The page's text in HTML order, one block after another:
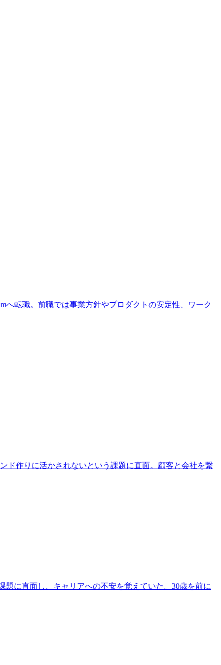
へ転職。前職では事業方針やプロダクトの安定性、ワーク
ド作りに活かされないという課題に直面。顧客と会社を繋
題に直面し、キャリアへの不安を覚えていた。30歳を前に